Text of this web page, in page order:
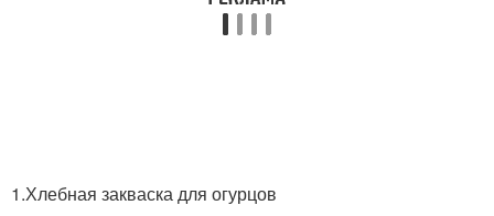
1.Хлебная закваска для огурцов